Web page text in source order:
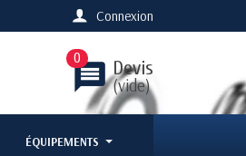
Connexion
message Devis
(vide)
0
ÉQUIPEMENTS